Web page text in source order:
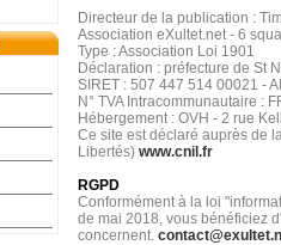
Directeur de la publication :
Association eXultet.net - 6
Type : Association Loi 1901
Déclaration : préfecture de St
SIRET : 507 447 514 00021 -
N° TVA Intracommunautaire :
Hébergement : OVH - 2 rue
Ce site est déclaré auprès de
Libertés) www.cnil.fr
RGPD
Conformément à la loi
de mai 2018, vous bénéficiez
concernent.